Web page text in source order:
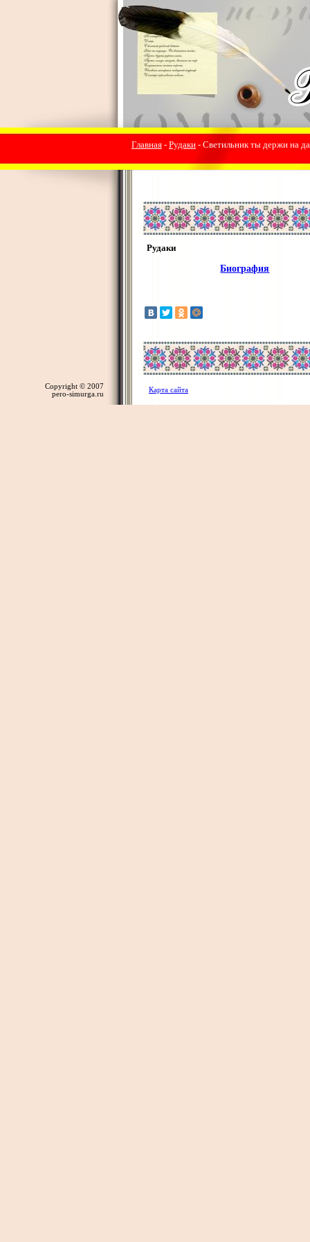
Главная - Рудаки - Светильник ты держи на
Рудаки
Биография
Copyright © 2007
pero-simurga.ru
Карта сайта